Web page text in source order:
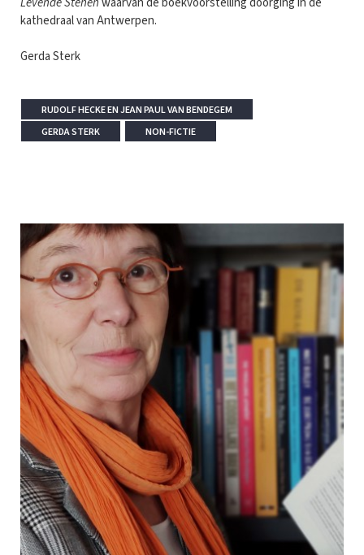
kathedraal van Antwerpen.
Gerda Sterk
RUDOLF HECKE EN JEAN PAUL VAN BENDEGEM
GERDA STERK
NON-FICTIE